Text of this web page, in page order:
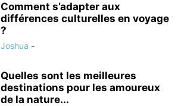
Comment s’adapter aux
différences culturelles en voyage
?
Joshua -
Quelles sont les meilleures
destinations pour les amoureux
de la nature...